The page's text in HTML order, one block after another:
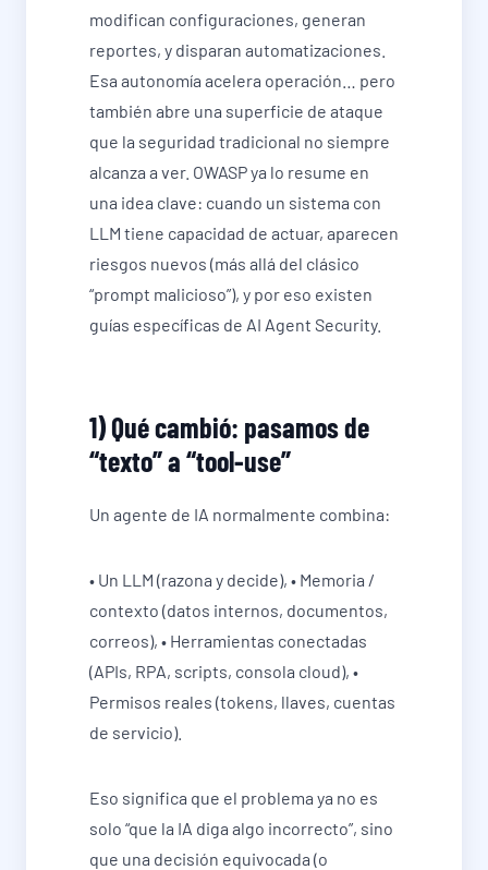
modifican configuraciones, generan
reportes, y disparan automatizaciones.
Esa autonomía acelera operación… pero
también abre una superficie de ataque
que la seguridad tradicional no siempre
alcanza a ver. OWASP ya lo resume en
una idea clave: cuando un sistema con
LLM tiene capacidad de actuar, aparecen
riesgos nuevos (más allá del clásico
“prompt malicioso”), y por eso existen
guías específicas de AI Agent Security.
1) Qué cambió: pasamos de
“texto” a “tool-use”
Un agente de IA normalmente combina:
• Un LLM (razona y decide), • Memoria /
contexto (datos internos, documentos,
correos), • Herramientas conectadas
(APIs, RPA, scripts, consola cloud), •
Permisos reales (tokens, llaves, cuentas
de servicio).
Eso significa que el problema ya no es
solo “que la IA diga algo incorrecto”, sino
que una decisión equivocada (o